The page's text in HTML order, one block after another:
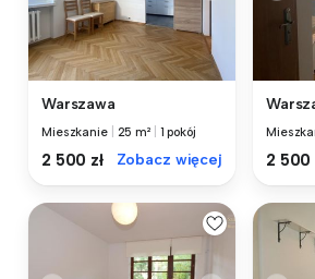
Warszawa
Mieszkanie 25 m² 1 pokój
2 500 zł Zobacz więcej 2 500